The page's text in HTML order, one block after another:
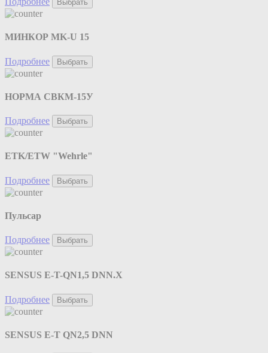
Выбрать
МИНКОР MK-U 15
Подробнее Выбрать
НОРМА СВКМ-15У
Подробнее Выбрать
ETK/ETW "Wehrle"
Подробнее Выбрать
Пульсар
Подробнее Выбрать
SENSUS E-T-QN1,5 DNN.X
Подробнее Выбрать
SENSUS E-T QN2,5 DNN